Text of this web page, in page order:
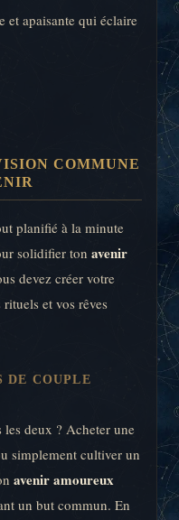
et apaisante qui éclaire
COMMUNE
planifié à la minute
solidifier ton avenir
devez créer votre
et vos rêves
DE COUPLE
deux ? Acheter une
simplement cultiver un
avenir amoureux
un but commun. En